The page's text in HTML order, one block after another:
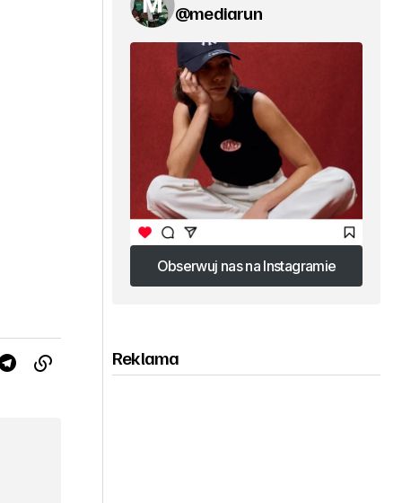
@mediarun
Obserwuj nas na Instagramie
Obserwuj nas na Instagramie
Reklama